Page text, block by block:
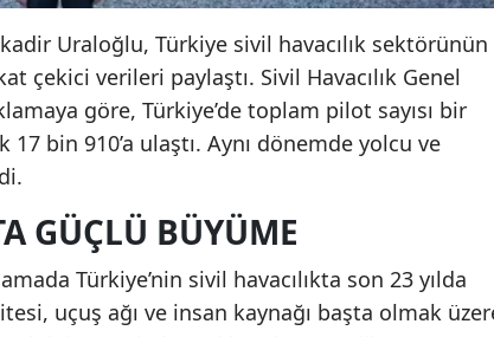
Uraloğlu, Türkiye sivil havacılık sektörünün
çekici verileri paylaştı. Sivil Havacılık Genel
göre, Türkiye’de toplam pilot sayısı bir
17 bin 910’a ulaştı. Aynı dönemde yolcu ve
GÜÇLÜ BÜYÜME
Türkiye’nin sivil havacılıkta son 23 yılda
uçuş ağı ve insan kaynağı başta olmak